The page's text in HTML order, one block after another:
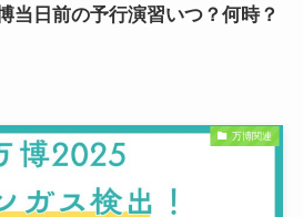
当日前の予行演習いつ？何時？
万博関連